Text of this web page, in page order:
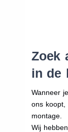
Zoek
in de
Wanneer
ons
montage.
Wij